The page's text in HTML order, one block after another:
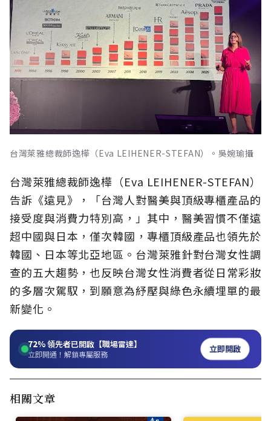
台灣萊雅總裁師逸樺（Eva LEIHENER-STEFAN）。吳婉瑜攝
台灣萊雅總裁師逸樺（Eva LEIHENER-STEFAN）
告訴《遠見》，「台灣人對醫美與頂級專櫃產品的
接受度與消費力特別高，」其中，醫美習慣不僅遠
超中國與日本，僅次韓國，專櫃頂級產品也領先於
韓國、日本等北亞地區。台灣萊雅針對台灣女性調
查的五大趨勢，也反映台灣女性消費者從日常彩妝
的多層次駕馭，到願意為紓壓與綠色永續埋單的最
新變化。
72%領先者已開啟【職場雷達】
立即開通！解鎖專屬服務 立即開啟
相關文章